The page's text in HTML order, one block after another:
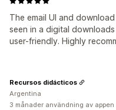
The email UI and
seen in a digital
user-friendly. Highly
Recursos didácticos
Argentina
3 månader användning av appen